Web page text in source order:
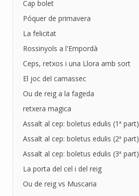
Cap bolet
Póquer de primavera
La felicitat
Rossinyols a l'Empordà
Ceps, retxos i una Llora amb sort
El joc del camassec
Ou de reig a la fageda
retxera magica
Assalt al cep: boletus edulis (1ª part)
Assalt al cep: boletus edulis (2ª part)
Assalt al cep: boletus edulis (3ª part)
La porta del cel i del reig
Ou de reig vs Muscaria